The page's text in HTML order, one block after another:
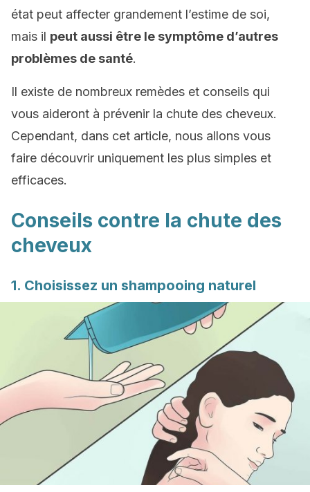
état peut affecter grandement l’estime de soi,
mais il peut aussi être le symptôme d’autres
problèmes de santé.
Il existe de nombreux remèdes et conseils qui
vous aideront à prévenir la chute des cheveux.
Cependant, dans cet article, nous allons vous
faire découvrir uniquement les plus simples et
efficaces.
Conseils contre la chute des
cheveux
1. Choisissez un shampooing naturel